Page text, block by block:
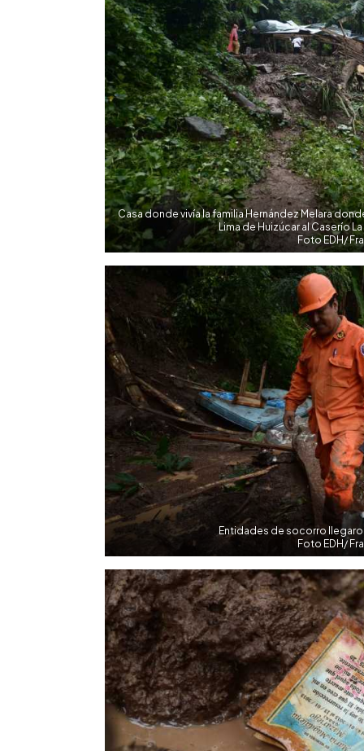
Casa donde vivía la familia Hernández Melara
Lima de Huizúcar al Caserío
Foto EDH/
Entidades de socorro
Foto EDH/